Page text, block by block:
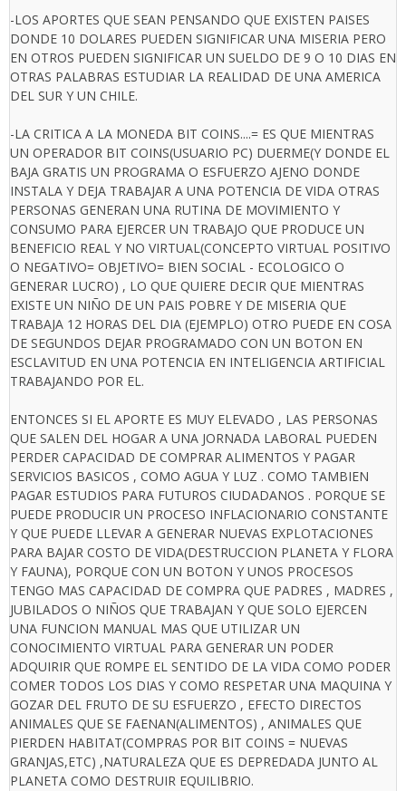
-LOS APORTES QUE SEAN PENSANDO QUE EXISTEN PAISES
DONDE 10 DOLARES PUEDEN SIGNIFICAR UNA MISERIA PERO
EN OTROS PUEDEN SIGNIFICAR UN SUELDO DE 9 O 10 DIAS EN
OTRAS PALABRAS ESTUDIAR LA REALIDAD DE UNA AMERICA
DEL SUR Y UN CHILE.
-LA CRITICA A LA MONEDA BIT COINS....= ES QUE MIENTRAS
UN OPERADOR BIT COINS(USUARIO PC) DUERME(Y DONDE EL
BAJA GRATIS UN PROGRAMA O ESFUERZO AJENO DONDE
INSTALA Y DEJA TRABAJAR A UNA POTENCIA DE VIDA OTRAS
PERSONAS GENERAN UNA RUTINA DE MOVIMIENTO Y
CONSUMO PARA EJERCER UN TRABAJO QUE PRODUCE UN
BENEFICIO REAL Y NO VIRTUAL(CONCEPTO VIRTUAL POSITIVO
O NEGATIVO= OBJETIVO= BIEN SOCIAL - ECOLOGICO O
GENERAR LUCRO) , LO QUE QUIERE DECIR QUE MIENTRAS
EXISTE UN NIÑO DE UN PAIS POBRE Y DE MISERIA QUE
TRABAJA 12 HORAS DEL DIA (EJEMPLO) OTRO PUEDE EN COSA
DE SEGUNDOS DEJAR PROGRAMADO CON UN BOTON EN
ESCLAVITUD EN UNA POTENCIA EN INTELIGENCIA ARTIFICIAL
TRABAJANDO POR EL.
ENTONCES SI EL APORTE ES MUY ELEVADO , LAS PERSONAS
QUE SALEN DEL HOGAR A UNA JORNADA LABORAL PUEDEN
PERDER CAPACIDAD DE COMPRAR ALIMENTOS Y PAGAR
SERVICIOS BASICOS , COMO AGUA Y LUZ . COMO TAMBIEN
PAGAR ESTUDIOS PARA FUTUROS CIUDADANOS . PORQUE SE
PUEDE PRODUCIR UN PROCESO INFLACIONARIO CONSTANTE
Y QUE PUEDE LLEVAR A GENERAR NUEVAS EXPLOTACIONES
PARA BAJAR COSTO DE VIDA(DESTRUCCION PLANETA Y FLORA
Y FAUNA), PORQUE CON UN BOTON Y UNOS PROCESOS
TENGO MAS CAPACIDAD DE COMPRA QUE PADRES , MADRES ,
JUBILADOS O NIÑOS QUE TRABAJAN Y QUE SOLO EJERCEN
UNA FUNCION MANUAL MAS QUE UTILIZAR UN
CONOCIMIENTO VIRTUAL PARA GENERAR UN PODER
ADQUIRIR QUE ROMPE EL SENTIDO DE LA VIDA COMO PODER
COMER TODOS LOS DIAS Y COMO RESPETAR UNA MAQUINA Y
GOZAR DEL FRUTO DE SU ESFUERZO , EFECTO DIRECTOS
ANIMALES QUE SE FAENAN(ALIMENTOS) , ANIMALES QUE
PIERDEN HABITAT(COMPRAS POR BIT COINS = NUEVAS
GRANJAS,ETC) ,NATURALEZA QUE ES DEPREDADA JUNTO AL
PLANETA COMO DESTRUIR EQUILIBRIO.